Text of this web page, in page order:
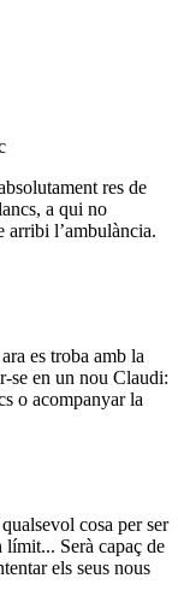
res de
a qui no
arribi l’ambulància.
es troba amb la
se en un nou Claudi:
o acompanyar la
cosa per ser
Serà capaç de
els seus nous